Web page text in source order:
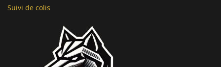
Suivi de colis